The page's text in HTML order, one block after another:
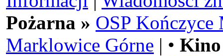
Pożarna » OSP Kończyce
Marklowice Górne | •